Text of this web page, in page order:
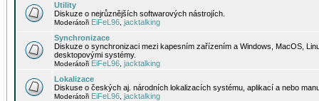
Utility
Diskuze o nejrůznějších softwarových nástrojích.
Moderátoři EiFeL96 jacktalking
Synchronizace
Diskuze o synchronizaci mezi kapesním zařízením a Windows, MacOS,
desktopovými systémy.
Moderátoři EiFeL96 jacktalking
Lokalizace
Diskuse o českých aj. národních lokalizacích systému, aplikací a nebo
Moderátoři EiFeL96 jacktalking